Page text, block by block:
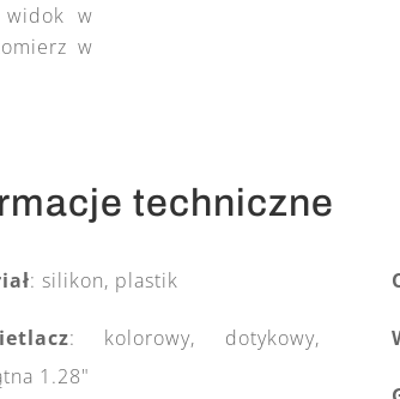
widok w
w
techniczne
: silikon, plastik
: kolorowy, dotykowy,
1.28"